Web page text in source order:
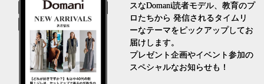
スなDomani読者モデル、教育のプ
ロたちから 発信されるタイムリ
ーなテーマをピックアップしてお
届けします。
プレゼント企画やイベント参加の
スペシャルなお知らせも！